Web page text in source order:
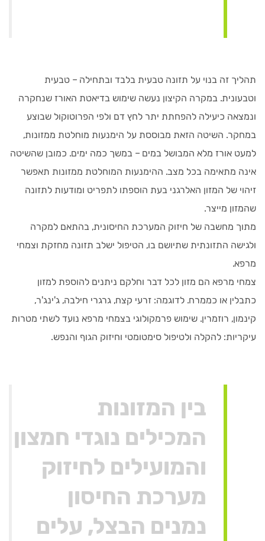
תהליך זה בנוי על תזונה טבעית בלבד ובתחילה – טבעית
וטבעונית. במקרה הקיצון נעשה שימוש בדיאטת האורז שנחקרה
ונמצאה כיעילה להפחתת יתר לחץ דם ולפי הפרוטוקול שבוצע
במחקר. השיטה הזאת מבוססת על הימנעות מוחלטת ממזונות,
למעט אורז מלא המבושל במים – במשך כמה ימים. כמובן שהשיטה
אינה מתאימה בכל מצב. ההימנעות המוחלטת ממזונות תאפשר
זיהוי של המזון האלרגני בעת הוספתו לתפריט ומודעות לתזונה
שהמזון מייצר.
מתוך מחשבה של חיזוק המערכת החיסונית, בהתאם למקרה
ולגישה התזונתית שתיושם בו, הטיפול ישלב תזונה מחזקת וצמחי
מרפא.
צמחי מרפא הם מזון לכל דבר וחלקם ניתנים להוספת למזון
כתבלין או כממרח. לדוגמה: זרעי קצח, גרגרי חילבה, ג'ינג'ר,
קינמון, רוזמרין. שימוש פרמקולוגי בצמחי מרפא נועד לשתי מטרות
עיקריות: להקלה ולטיפול סימטומטי וחיזוק הגוף והנפש.
בין המזונות
המכילים נוגדי חמצון
והמועילים לחיזוק
מערכת החיסון
נמנים הבצל, עלים